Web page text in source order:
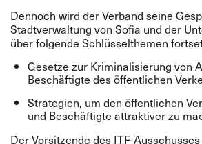
Dennoch wird der Verband seine
Stadtverwaltung von Sofia und der
über folgende Schlüsselthemen
Gesetze zur Kriminalisierung von
Beschäftigte des öffentlichen
Strategien, um den öffentlichen
und Beschäftigte attraktiver zu
Der Vorsitzende des ITF-